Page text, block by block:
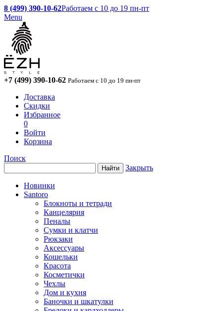
8 (499) 390-10-62Работаем с 10 до 19 пн-пт
Menu
+7 (499) 390-10-62 Работаем с 10 до 19 пн-пт
Доставка
Скидки
Избранное
0
Войти
Корзина
Поиск
Закрыть
Новинки
Santoro
Блокноты и тетради
Канцелярия
Пеналы
Сумки и клатчи
Рюкзаки
Аксессуары
Кошельки
Красота
Косметички
Чехлы
Дом и кухня
Баночки и шкатулки